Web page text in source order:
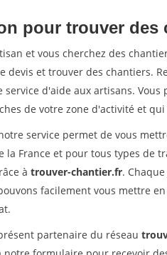
pour trouver des
et vous cherchez des
devis et trouver des chantiers.
d'aide aux artisans.
de votre zone d'activité et
service permet de vous
la France et pour tous types de
à trouver-chantier.fr.
facilement vous mettre
partenaire du réseau